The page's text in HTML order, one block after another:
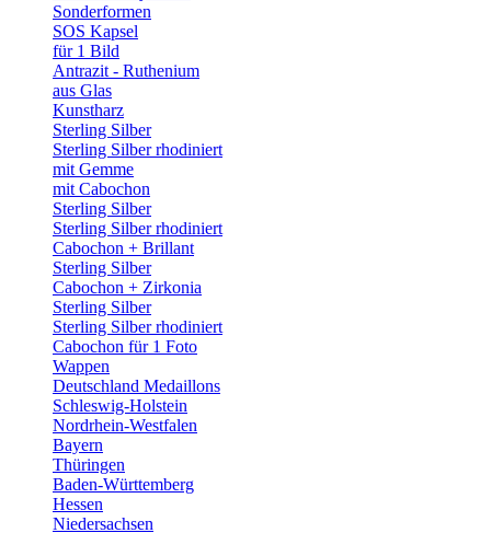
Sonderformen
SOS Kapsel
für 1 Bild
Antrazit - Ruthenium
aus Glas
Kunstharz
Sterling Silber
Sterling Silber rhodiniert
mit Gemme
mit Cabochon
Sterling Silber
Sterling Silber rhodiniert
Cabochon + Brillant
Sterling Silber
Cabochon + Zirkonia
Sterling Silber
Sterling Silber rhodiniert
Cabochon für 1 Foto
Wappen
Deutschland Medaillons
Schleswig-Holstein
Nordrhein-Westfalen
Bayern
Thüringen
Baden-Württemberg
Hessen
Niedersachsen